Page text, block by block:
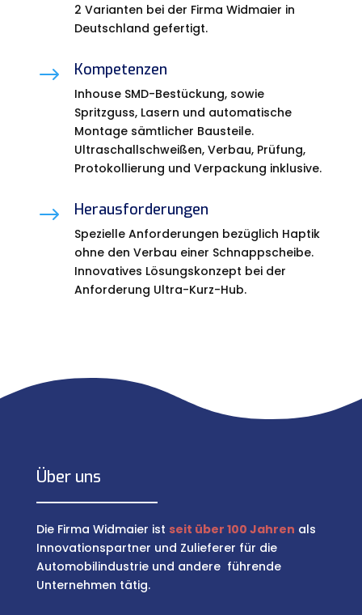
2 Varianten bei der Firma Widmaier in
Deutschland gefertigt.
$ Kompetenzen
Inhouse SMD-Bestückung, sowie
Spritzguss, Lasern und automatische
Montage sämtlicher Bausteile.
Ultraschallschweißen, Verbau, Prüfung,
Protokollierung und Verpackung inklusive.
$ Herausforderungen
Spezielle Anforderungen bezüglich Haptik
ohne den Verbau einer Schnappscheibe.
Innovatives Lösungskonzept bei der
Anforderung Ultra-Kurz-Hub.
Über uns
Die Firma Widmaier ist seit über 100 Jahren als
Innovationspartner und Zulieferer für die
Automobilindustrie und andere führende
Unternehmen tätig.